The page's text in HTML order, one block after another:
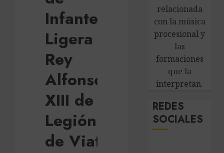
Infantería
Ligera
Rey
Alfonso
XIII de La
Legión
de Viator
relacionada
con la música
procesional y
las
formaciones
que la
interpretan.
REDES
SOCIALES